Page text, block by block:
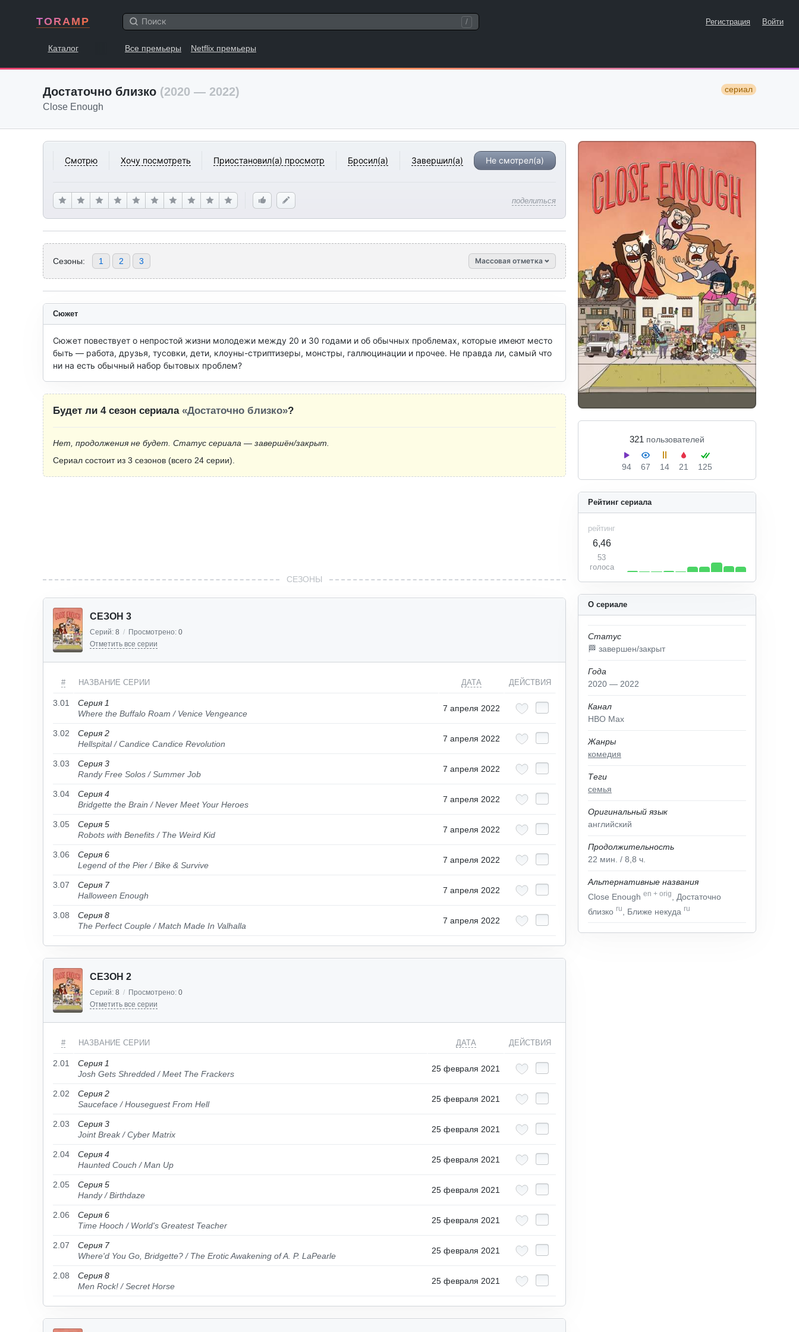
TORAMP / Регистрация Войти
Каталог Все премьеры Netflix премьеры
Достаточно близко (2020 — 2022) сериал
Close Enough
Смотрю Хочу посмотреть Приостановил(а) просмотр Бросил(а) Завершил(а) Не смотрел(а)
поделиться
321 пользователей
94 67 14 21 125
Сезоны: 1 2 3 Массовая отметка
О сериале
Статус
🏁 завершен/закрыт
Года
2020 — 2022
Канал
HBO Max
Жанры
комедия
Теги
семья
Оригинальный язык
английский
Продолжительность
22 мин. / 8,8 ч.
Альтернативные названия
Close Enough en + orig
, Достаточно
близко ru , Ближе некуда ru
Рейтинг сериала
рейтинг
6,46
53
голоса
Сюжет
Сюжет повествует о непростой жизни молодежи между 20 и 30 годами и об обычных проблемах, которые имеют место
быть — работа, друзья, тусовки, дети, клоуны-стриптизеры, монстры, галлюцинации и прочее. Не правда ли, самый что
ни на есть обычный набор бытовых проблем?
Будет ли 4 сезон сериала «Достаточно близко»?
Нет, продолжения не будет. Статус сериала — завершён/закрыт.
Сериал состоит из 3 сезонов (всего 24 серии).
СЕЗОНЫ
СЕЗОН 3
Серий: 8 / Просмотрено: 0
Отметить все серии
# НАЗВАНИЕ СЕРИИ ДАТА ДЕЙСТВИЯ
3.01
Серия 1
Where the Buffalo Roam / Venice Vengeance
7 апреля 2022
3.02
Серия 2
Hellspital / Candice Candice Revolution
7 апреля 2022
3.03
Серия 3
Randy Free Solos / Summer Job
7 апреля 2022
3.04
Серия 4
Bridgette the Brain / Never Meet Your Heroes
7 апреля 2022
3.05
Серия 5
Robots with Benefits / The Weird Kid
7 апреля 2022
3.06
Серия 6
Legend of the Pier / Bike & Survive
7 апреля 2022
3.07
Серия 7
Halloween Enough
7 апреля 2022
3.08
Серия 8
The Perfect Couple / Match Made In Valhalla
7 апреля 2022
СЕЗОН 2
Серий: 8 / Просмотрено: 0
Отметить все серии
# НАЗВАНИЕ СЕРИИ ДАТА ДЕЙСТВИЯ
2.01
Серия 1
Josh Gets Shredded / Meet The Frackers
25 февраля 2021
2.02
Серия 2
Sauceface / Houseguest From Hell
25 февраля 2021
2.03
Серия 3
Joint Break / Cyber Matrix
25 февраля 2021
2.04
Серия 4
Haunted Couch / Man Up
25 февраля 2021
2.05
Серия 5
Handy / Birthdaze
25 февраля 2021
2.06
Серия 6
Time Hooch / World's Greatest Teacher
25 февраля 2021
2.07
Серия 7
Where'd You Go, Bridgette? / The Erotic Awakening of A. P. LaPearle
25 февраля 2021
2.08
Серия 8
Men Rock! / Secret Horse
25 февраля 2021